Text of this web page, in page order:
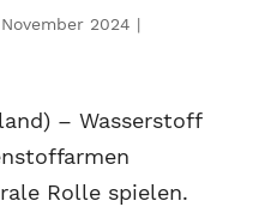
2024 |
– Wasserstoff
Rolle spielen.